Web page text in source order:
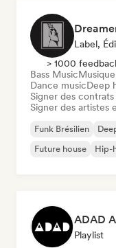
Label,
> 1000
Bass Music
Dance musicDeep
Signer des
Signer des artistes
Funk Brésilien
Future house
Hip-
ADAD
Playlist